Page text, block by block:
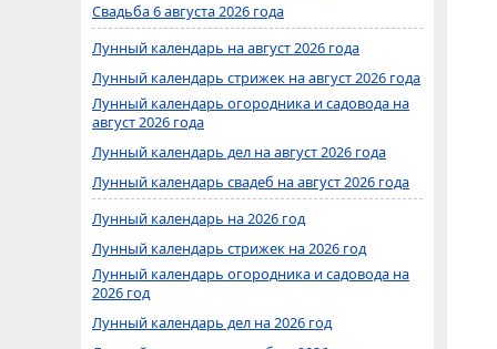
Свадьба 6 августа 2026 года
Лунный календарь на август 2026 года
Лунный календарь стрижек на август 2026 года
Лунный календарь огородника и садовода на
август 2026 года
Лунный календарь дел на август 2026 года
Лунный календарь свадеб на август 2026 года
Лунный календарь на 2026 год
Лунный календарь стрижек на 2026 год
Лунный календарь огородника и садовода на
2026 год
Лунный календарь дел на 2026 год